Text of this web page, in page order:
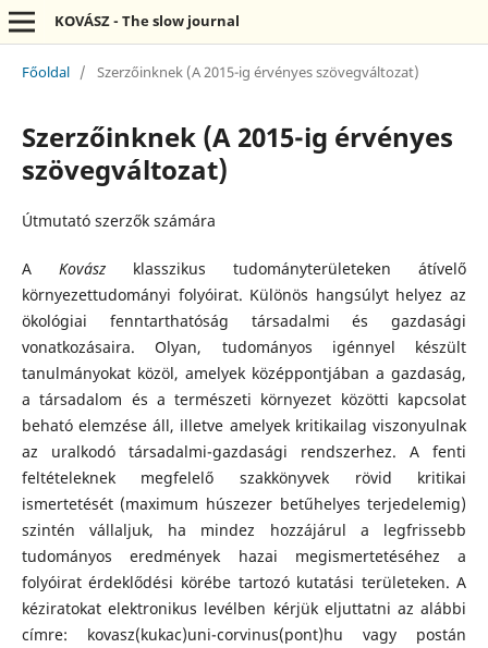
KOVÁSZ - The slow journal
Főoldal / Szerzőinknek (A 2015-ig érvényes szövegváltozat)
Szerzőinknek (A 2015-ig érvényes
szövegváltozat)
Útmutató szerzők számára
A Kovászklasszikus tudományterületeken átívelő
környezettudományi folyóirat. Különös hangsúlyt helyez az
ökológiai fenntarthatóság társadalmi és gazdasági
vonatkozásaira. Olyan, tudományos igénnyel készült
tanulmányokat közöl, amelyek középpontjában a gazdaság,
a társadalom és a természeti környezet közötti kapcsolat
beható elemzése áll, illetve amelyek kritikailag viszonyulnak
az uralkodó társadalmi-gazdasági rendszerhez. A fenti
feltételeknek megfelelő szakkönyvek rövid kritikai
ismertetését (maximum húszezer betűhelyes terjedelemig)
szintén vállaljuk, ha mindez hozzájárul a legfrissebb
tudományos eredmények hazai megismertetéséhez a
folyóirat érdeklődési körébe tartozó kutatási területeken. A
kéziratokat elektronikus levélben kérjük eljuttatni az alábbi
címre: kovasz(kukac)uni-corvinus(pont)hu vagy postán